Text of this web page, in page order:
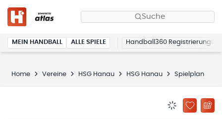
Suche
MEIN HANDBALL ALLE SPIELE Handball360 Registrierung
Home Vereine HSG Hanau HSG Hanau Spielplan
ZU